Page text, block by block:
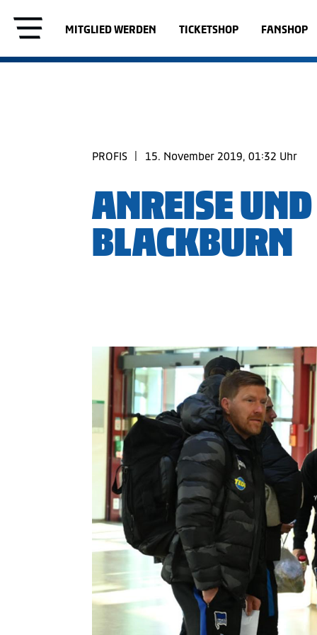
MITGLIED WERDEN TICKETSHOP FANSHOP
PROFIS 15. November 2019, 01:32 Uhr
ANREISE
BLACKBURN